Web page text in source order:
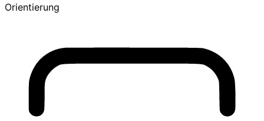
Orientierung